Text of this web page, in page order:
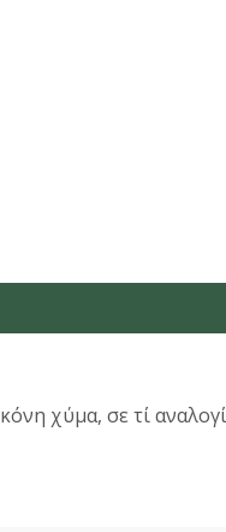
χύμα, σε τί